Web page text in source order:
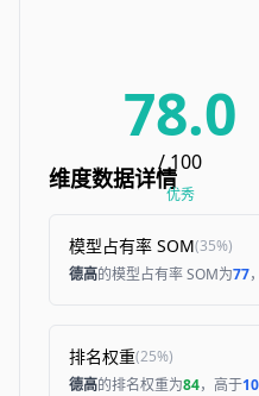
78.0
/ 100
优秀
维度数据详情
模型占有率 SOM(35%)
德高的模型占有率 SOM为77
排名权重(25%)
德高的排名权重为84，高于